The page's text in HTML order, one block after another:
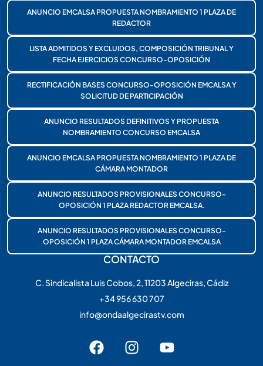
ANUNCIO EMCALSA PROPUESTA NOMBRAMIENTO 1 PLAZA DE
REDACTOR
LISTA ADMITIDOS Y EXCLUIDOS, COMPOSICIÓN TRIBUNAL Y
FECHA EJERCICIOS CONCURSO-OPOSICIÓN
RECTIFICACIÓN BASES CONCURSO-OPOSICIÓN EMCALSA Y
SOLICITUD DE PARTICIPACIÓN
ANUNCIO RESULTADOS DEFINITIVOS Y PROPUESTA
NOMBRAMIENTO CONCURSO EMCALSA
ANUNCIO EMCALSA PROPUESTA NOMBRAMIENTO 1 PLAZA DE
CÁMARA MONTADOR
ANUNCIO RESULTADOS PROVISIONALES CONCURSO-
OPOSICIÓN 1 PLAZA REDACTOR EMCALSA.
ANUNCIO RESULTADOS PROVISIONALES CONCURSO-
OPOSICIÓN 1 PLAZA CÁMARA MONTADOR EMCALSA
CONTACTO
C. Sindicalista Luis Cobos, 2, 11203 Algeciras, Cádiz
+34 956 630 707
info@ondaalgecirastv.com